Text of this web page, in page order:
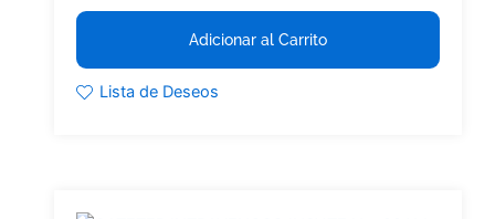
Adicionar al Carrito
Lista de Deseos